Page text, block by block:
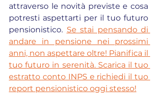
attraverso le novità previste e cosa
potresti aspettarti per il tuo futuro
pensionistico. Se stai pensando di
andare in pensione nei prossimi
anni, non aspettare oltre! Pianifica il
tuo futuro in serenità. Scarica il tuo
estratto conto INPS e richiedi il tuo
report pensionistico oggi stesso!